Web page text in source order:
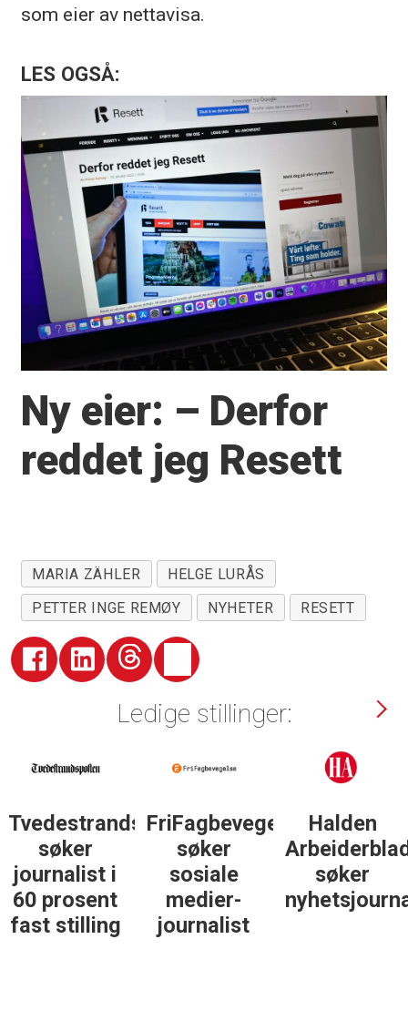
som eier av nettavisa.
LES OGSÅ:
Ny eier: – Derfor
reddet jeg Resett
MARIA ZÄHLER
HELGE LURÅS
PETTER INGE REMØY
NYHETER RESETT
Ledige stillinger:
Tvedestrandsposten
søker
journalist i
60 prosent
fast stilling
FriFagbevegelse
søker
sosiale
medier-
journalist
Halden
søker